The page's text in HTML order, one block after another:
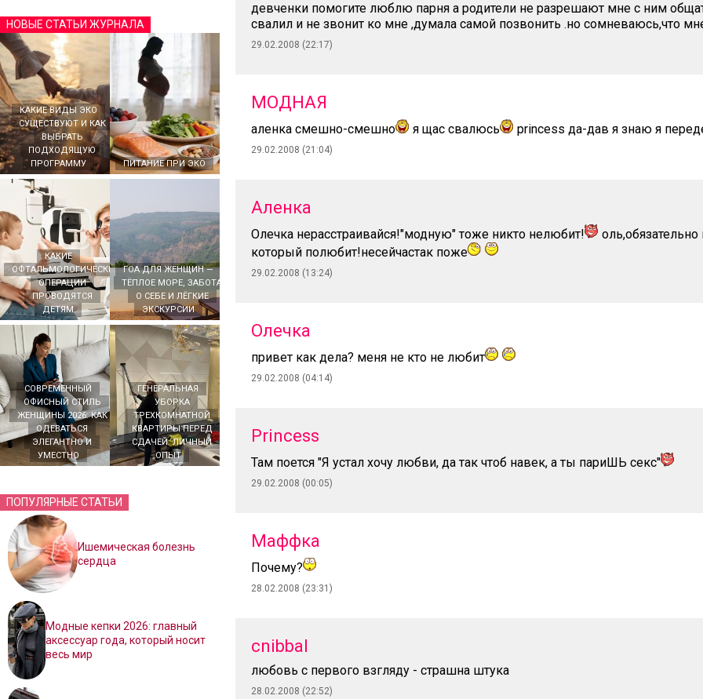
НОВЫЕ СТАТЬИ ЖУРНАЛА
КАКИЕ ВИДЫ ЭКО
СУЩЕСТВУЮТ И КАК
ВЫБРАТЬ
ПОДХОДЯЩУЮ
ПРОГРАММУ
ПИТАНИЕ ПРИ ЭКО
КАКИЕ
ОФТАЛЬМОЛОГИЧЕСКИЕ
ОПЕРАЦИИ
ПРОВОДЯТСЯ
ДЕТЯМ
ГОА ДЛЯ ЖЕНЩИН —
ТЁПЛОЕ МОРЕ, ЗАБОТА
О СЕБЕ И ЛЁГКИЕ
ЭКСКУРСИИ
СОВРЕМЕННЫЙ
ОФИСНЫЙ СТИЛЬ
ЖЕНЩИНЫ 2026: КАК
ОДЕВАТЬСЯ
ЭЛЕГАНТНО И
УМЕСТНО
ГЕНЕРАЛЬНАЯ
УБОРКА
ТРЕХКОМНАТНОЙ
КВАРТИРЫ ПЕРЕД
СДАЧЕЙ: ЛИЧНЫЙ
ОПЫТ
ПОПУЛЯРНЫЕ СТАТЬИ
Ишемическая болезнь
сердца
Модные кепки 2026: главный
аксессуар года, который носит
весь мир
девченки помогите люблю парня а родители не разрешают мне с ним
свалил и не звонит ко мне ,думала самой позвонить .но сомневаюсь,что
29.02.2008 (22:17)
МОДНАЯ
аленка смешно-смешно я щас свалюсь princess да-дав я знаю я
29.02.2008 (21:04)
Аленка
Олечка нерасстраивайся!"модную" тоже никто нелюбит!
оль,обязательно
который полюбит!несейчастак поже
29.02.2008 (13:24)
Олечка
привет как дела? меня не кто не любит
29.02.2008 (04:14)
Princess
Там поется "Я устал хочу любви, да так чтоб навек, а ты париШЬ секс"
29.02.2008 (00:05)
Маффка
Почему?
28.02.2008 (23:31)
сnibbal
любовь с первого взгляду - страшна штука
28.02.2008 (22:52)